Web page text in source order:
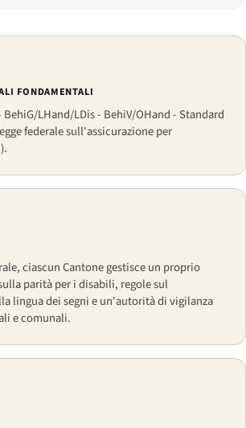
FONDAMENTALI
LHand/LDis - BehiV/OHand - Standard
federale sull'assicurazione per
ciascun Cantone gestisce un proprio
parità per i disabili, regole sul
lingua dei segni e un'autorità di vigilanza
e comunali.